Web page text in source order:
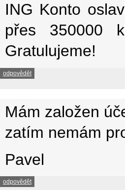
ING Konto
přes 350000
Gratulujeme!
odpovědět
Mám založen
zatím nemám
Pavel
odpovědět